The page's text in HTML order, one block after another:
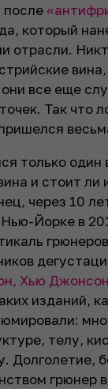
после
который
отрасли.
все еще
Так что
только один
и стоит ли
через 10
Йорке в
Хью Джонсон
изданий,
телу,
Долголетие,
грюнер